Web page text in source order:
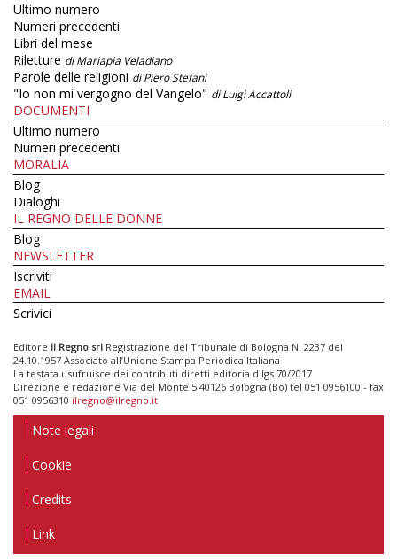
Ultimo numero
Numeri precedenti
Libri del mese
Riletture di Mariapia Veladiano
Parole delle religioni di Piero Stefani
"Io non mi vergogno del Vangelo" di Luigi Accattoli
DOCUMENTI
Ultimo numero
Numeri precedenti
MORALIA
Blog
Dialoghi
IL REGNO DELLE DONNE
Blog
NEWSLETTER
Iscriviti
EMAIL
Scrivici
Editore Il Regno srl Registrazione del Tribunale di Bologna N. 2237 del
24.10.1957 Associato all’Unione Stampa Periodica Italiana
La testata usufruisce dei contributi diretti editoria d.lgs 70/2017
Direzione e redazione Via del Monte 5 40126 Bologna (Bo) tel 051 0956100 - fax
051 0956310 ilregno@ilregno.it
Note legali
Cookie
Credits
Link